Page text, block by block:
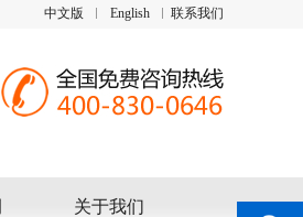
中文版 English 联系我们
关于我们